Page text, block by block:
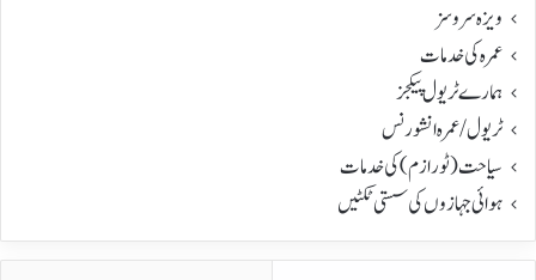
ویزہ سروسز
عمرہ کی خدمات
ہمارے ٹریول پیکجز
ٹریول/عمرہ انشورنس
سیاحت(ٹورازم) کی خدمات
ہوائی جہازوں کی سستی ٹکٹیں